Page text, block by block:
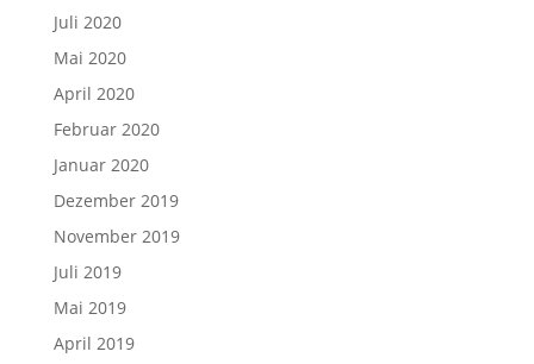
Juli 2020
Mai 2020
April 2020
Februar 2020
Januar 2020
Dezember 2019
November 2019
Juli 2019
Mai 2019
April 2019